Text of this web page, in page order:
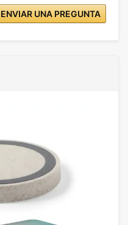
ENVIAR UNA PREGUNTA